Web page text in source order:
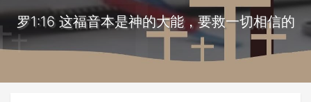
罗1:16 这福音本是神的大能，要救一切相信的